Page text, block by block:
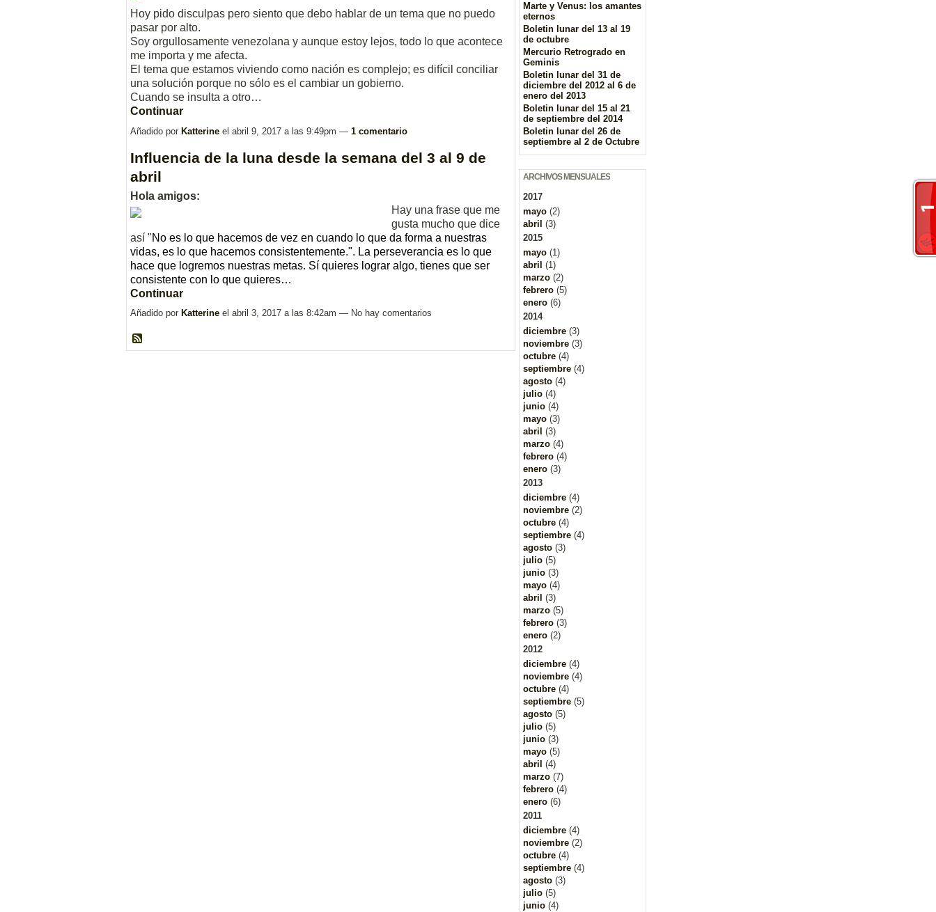
Hoy pido disculpas pero siento que debo hablar de un tema que no puedo
pasar por alto.
Soy orgullosamente venezolana y aunque estoy lejos, todo lo que acontece
me importa y me afecta.
El tema que estamos viviendo como nación es complejo; es difícil conciliar
una solución porque no sólo es el cambiar un gobierno.
Cuando se insulta a otro…
Continuar
Añadido por Katterine el abril 9, 2017 a las 9:49pm — 1 comentario
Influencia de la luna desde la semana del 3 al 9 de
abril
Hola amigos:
Hay una frase que me
gusta mucho que dice
así "No es lo que hacemos de vez en cuando lo que da forma a nuestras
vidas, es lo que hacemos consistentemente.". La perseverancia es lo que
hace que logremos nuestras metas. Sí quieres lograr algo, tienes que ser
consistente con lo que quieres…
Continuar
Añadido por Katterine el abril 3, 2017 a las 8:42am — No hay comentarios
Marte y Venus: los amantes
eternos
Boletin lunar del 13 al 19
de octubre
Mercurio Retrogrado en
Geminis
Boletin lunar del 31 de
diciembre del 2012 al 6 de
enero del 2013
Boletin lunar del 15 al 21
de septiembre del 2014
Boletin lunar del 26 de
septiembre al 2 de Octubre
ARCHIVOS MENSUALES
2017
mayo (2)
abril (3)
2015
mayo (1)
abril (1)
marzo (2)
febrero (5)
enero (6)
2014
diciembre (3)
noviembre (3)
octubre (4)
septiembre (4)
agosto (4)
julio (4)
junio (4)
mayo (3)
abril (3)
marzo (4)
febrero (4)
enero (3)
2013
diciembre (4)
noviembre (2)
octubre (4)
septiembre (4)
agosto (3)
julio (5)
junio (3)
mayo (4)
abril (3)
marzo (5)
febrero (3)
enero (2)
2012
diciembre (4)
noviembre (4)
octubre (4)
septiembre (5)
agosto (5)
julio (5)
junio (3)
mayo (5)
abril (4)
marzo (7)
febrero (4)
enero (6)
2011
diciembre (4)
noviembre (2)
octubre (4)
septiembre (4)
agosto (3)
julio (5)
junio (4)